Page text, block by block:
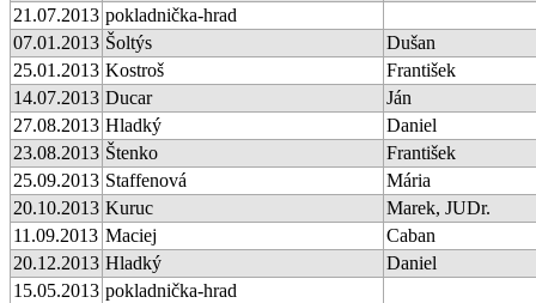
21.07.2013 pokladnička-hrad
07.01.2013 Šoltýs
Dušan
25.01.2013 Kostroš
František
14.07.2013 Ducar
Ján
27.08.2013 Hladký
Daniel
23.08.2013 Štenko
František
25.09.2013 Staffenová
Mária
20.10.2013 Kuruc
Marek, JUDr.
11.09.2013 Maciej
Caban
20.12.2013 Hladký
Daniel
15.05.2013 pokladnička-hrad